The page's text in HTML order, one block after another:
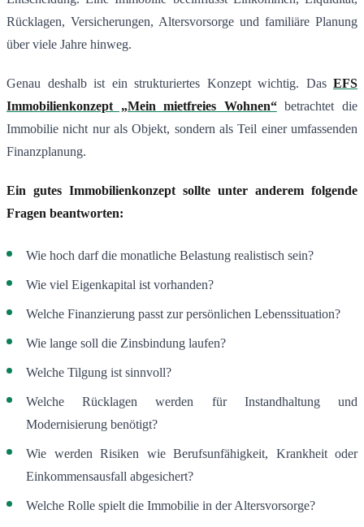
Rücklagen, Versicherungen, Altersvorsorge und familiäre Planung
über viele Jahre hinweg.
Genau deshalb ist ein strukturiertes Konzept wichtig. Das EFS
Immobilienkonzept „Mein mietfreies Wohnen“betrachtet die
Immobilie nicht nur als Objekt, sondern als Teil einer umfassenden
Finanzplanung.
Ein gutes Immobilienkonzept sollte unter anderem folgende
Fragen beantworten:
Wie hoch darf die monatliche Belastung realistisch sein?
Wie viel Eigenkapital ist vorhanden?
Welche Finanzierung passt zur persönlichen Lebenssituation?
Wie lange soll die Zinsbindung laufen?
Welche Tilgung ist sinnvoll?
Welche Rücklagen werden für Instandhaltung und
Modernisierung benötigt?
Wie werden Risiken wie Berufsunfähigkeit, Krankheit oder
Einkommensausfall abgesichert?
Welche Rolle spielt die Immobilie in der Altersvorsorge?